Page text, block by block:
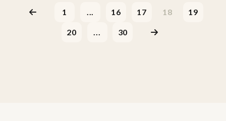
1 ... 16 17 18 19
20 ... 30